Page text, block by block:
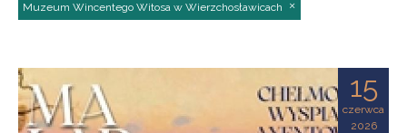
Muzeum Wincentego Witosa w Wierzchosławicach
15
czerwca
2026